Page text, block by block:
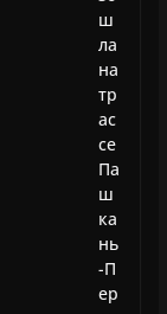
ш
ла
на
тр
ас
се
Па
ш
ка
нь
-П
ер